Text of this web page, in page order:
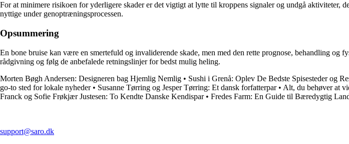
For at minimere risikoen for yderligere skader er det vigtigt at lytte til kroppens signaler og undgå aktiviteter,
nyttige under genoptræningsprocessen.
Opsummering
En bone bruise kan være en smertefuld og invaliderende skade, men med den rette prognose, behandling
rådgivning og følg de anbefalede retningslinjer for bedst mulig heling.
Morten Bøgh Andersen: Designeren bag Hjemlig Nemlig • Sushi i Grenå: Oplev De Bedste Spisesteder og
go-to sted for lokale nyheder• Susanne Tørring og Jesper Tørring: Et dansk forfatterpar• Alt, du behøver at
Franck og Sofie Frøkjær Justesen: To Kendte Danske Kendispar• Fredes Farm: En Guide til Bæredygtig
support@saro.dk